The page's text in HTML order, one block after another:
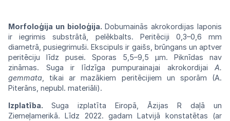
Morfoloģija un bioloģija. Dobumainās akrokordijas laponis
ir iegrimissubstrātā, pelēkbalts. Peritēciji 0,3–0,6 mm
diametrā,pusiegrimuši. Ekscipuls ir gaišs, brūngans un aptver
peritēciju līdz pusei. Sporas 5,5–9,5 µm. Piknīdas nav
zināmas. Suga ir līdzīga pumpurainajai akrokordijai
A.
gemmata
tikai ar mazākiem peritēcijiem un sporām
(A.
Piterāns, nepubl. materiāli).
Izplatība. Suga izplatīta Eiropā, Āzijas R daļā un
Ziemeļamerikā. Līdz 2022. gadamLatvijā konstatētas (ar